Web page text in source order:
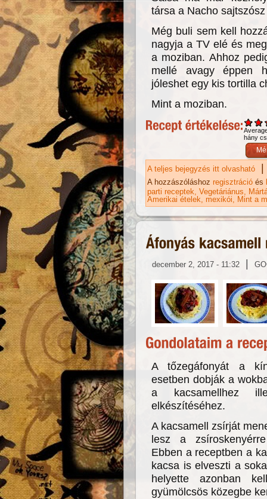
társa a Nacho
Még buli sem kell
nagyja a TV elé és
a moziban. Ahhoz
mellé avagy éppen
jóleshet egy kis tortilla
Mint a moziban.
hány
A teljes bejegyzés itt olvasható |
A hozzászóláshoz regisztráció és
parti receptek Vegetáriánus
Amerikai ételek mexikói Mint a
december 2, 2017 - 11:32 |
A tőzegáfonyát a
esetben dobják a
a kacsamellhez
elkészítéséhez.
A kacsamell zsírját
lesz a
Ebben a receptben a
kacsa is elveszti a
helyette azonban
gyümölcsös közegbe